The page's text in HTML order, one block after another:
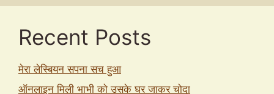
Recent Posts
मेरा लेस्बियन सपना सच हुआ
ऑनलाइन मिली भाभी को उसके घर जाकर चोदा